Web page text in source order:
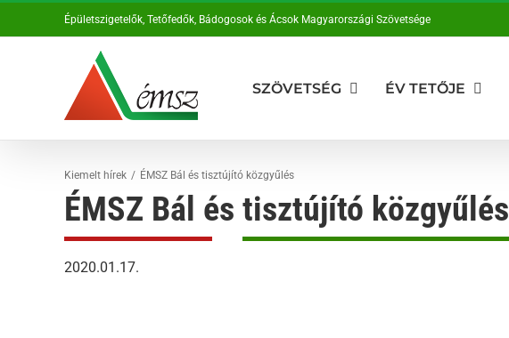
Épületszigetelők, Tetőfedők, Bádogosok és Ácsok Magyarországi Szövetsége
SZÖVETSÉG ÉV TETŐJE
Kiemelt hírek ÉMSZ Bál és tisztújító közgyűlés
ÉMSZ Bál és tisztújító közgyűlés
2020.01.17.